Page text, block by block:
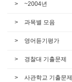
~2004년
과목별 모음
영어듣기평가
경찰대 기출문제
사관학교 기출문제